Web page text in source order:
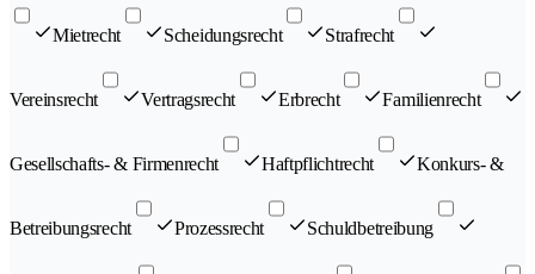
Mietrecht Scheidungsrecht Strafrecht
Vereinsrecht Vertragsrecht Erbrecht Familienrecht
Gesellschafts- & Firmenrecht Haftpflichtrecht Konkurs- &
Betreibungsrecht Prozessrecht Schuldbetreibung